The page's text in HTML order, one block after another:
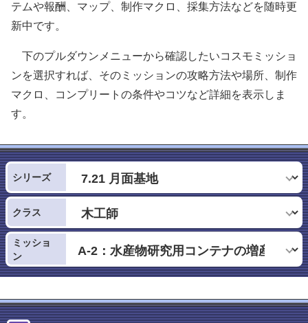
テムや報酬、マップ、制作マクロ、採集方法などを随時更
新中です。
下のプルダウンメニューから確認したいコスモミッショ
ンを選択すれば、そのミッションの攻略方法や場所、制作
マクロ、コンプリートの条件やコツなど詳細を表示しま
す。
シリーズ
クラス
ミッショ
ン